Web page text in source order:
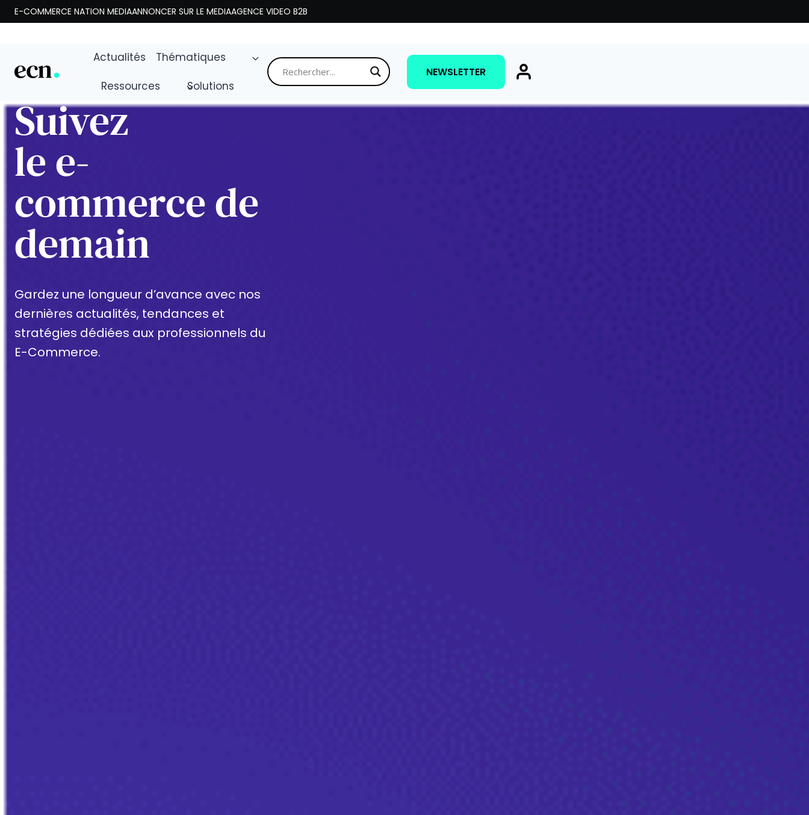
Aller
au
E-COMMERCE NATION MEDIAANNONCER SUR LE MEDIAAGENCE VIDEO B2B
Actualités
Thématiques
Ressources
Solutions
NEWSLETTER
Suivez
le e-
commerce de
demain
Gardez une longueur d’avance avec nos
dernières actualités, tendances et
stratégies dédiées aux professionnels du
E-Commerce.